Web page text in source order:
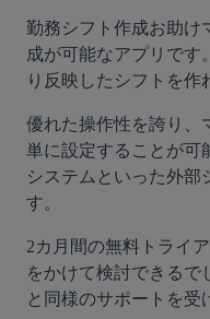
勤務シフト作成お助け
成が可能なアプリです
り反映したシフトを作
優れた操作性を誇り、
単に設定することが可
システムといった外部
す。
2カ月間の無料トライ
をかけて検討できるで
と同様のサポートを受